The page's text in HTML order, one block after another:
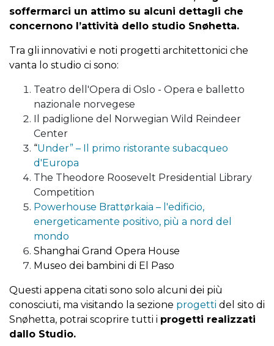
soffermarci un attimo su alcuni dettagli che
concernono l’attività dello studio Snøhetta.
Tra gli innovativi e noti progetti architettonici che
vanta lo studio ci sono:
Teatro dell'Opera di Oslo - Opera e balletto
nazionale norvegese
Il padiglione del Norwegian Wild Reindeer
Center
“Under” – Il primo ristorante subacqueo
d'Europa
The Theodore Roosevelt Presidential Library
Competition
Powerhouse Brattørkaia – l'edificio,
energeticamente positivo, più a nord del
mondo
Shanghai Grand Opera House
Museo dei bambini di El Paso
Questi appena citati sono solo alcuni dei più
conosciuti, ma visitando la sezione progetti del sito di
Snøhetta, potrai scoprire tutti i progetti realizzati
dallo Studio.